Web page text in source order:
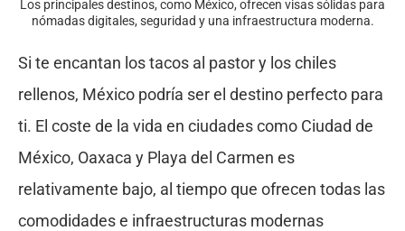
Los principales destinos, como México, ofrecen visas sólidas para
nómadas digitales, seguridad y una infraestructura moderna.
Si te encantan los tacos al pastor y los chiles
rellenos, México podría ser el destino perfecto para
ti. El coste de la vida en ciudades como Ciudad de
México, Oaxaca y Playa del Carmen es
relativamente bajo, al tiempo que ofrecen todas las
comodidades e infraestructuras modernas